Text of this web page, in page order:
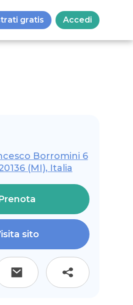
gratis Accedi
Borromini 6
(MI), Italia
sito